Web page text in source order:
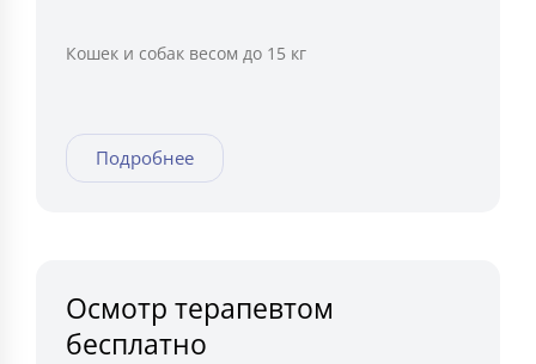
Кошек и собак весом до 15 кг
Подробнее
Осмотр терапевтом
бесплатно